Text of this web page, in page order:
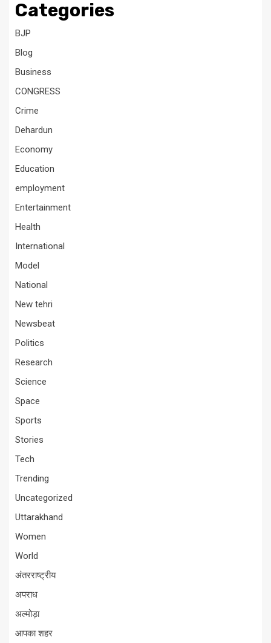
Categories
BJP
Blog
Business
CONGRESS
Crime
Dehardun
Economy
Education
employment
Entertainment
Health
International
Model
National
New tehri
Newsbeat
Politics
Research
Science
Space
Sports
Stories
Tech
Trending
Uncategorized
Uttarakhand
Women
World
अंतरराष्ट्रीय
अपराध
अल्मोड़ा
आपका शहर